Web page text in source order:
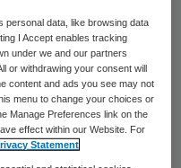
zorgvraag die op
we tegen de
zorg moeten we
we de zorg
schrijft het
personal data, like browsing data
I Accept enables tracking
under we and our partners
or withdrawing your consent will
content and ads you see may not
menu to change your choices or
Manage Preferences link on the
effect within our Website. For
Statement